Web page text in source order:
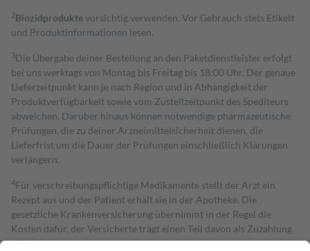
2Biozidproduktevorsichtig verwenden. Vor Gebrauch stets Etikett
und Produktinformationen lesen.
3Die Übergabe deiner Bestellung an den Paketdienstleister erfolgt
bei uns werktags von Montag bis Freitag bis 18:00 Uhr. Der genaue
Lieferzeitpunkt kann je nach Region und in Abhängigkeit der
Produktverfügbarkeit sowie vom Zustellzeitpunkt des Spediteurs
abweichen. Darüber hinaus können notwendige pharmazeutische
Prüfungen, die zu deiner Arzneimittelsicherheit dienen, die
Lieferfrist um die Dauer der Prüfungen einschließlich Klärungen
verlängern.
4Für verschreibungspflichtige Medikamente stellt der Arzt ein
Rezept aus und der Patient erhält sie in der Apotheke. Die
gesetzliche Krankenversicherung übernimmt in der Regel die
Kosten dafür, der Versicherte trägt einen Teil davon als Zuzahlung
mit.